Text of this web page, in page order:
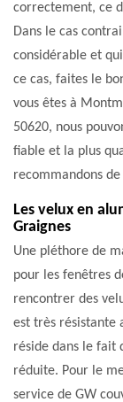
correctement, ce
Dans le cas
considérable et
ce cas, faites le
vous êtes à
50620, nous
fiable et la plus
recommandons
Les velux en
Graignes
Une pléthore de
pour les fenêtres
rencontrer des
est très résistante
réside dans le fait
réduite. Pour le
service de GW